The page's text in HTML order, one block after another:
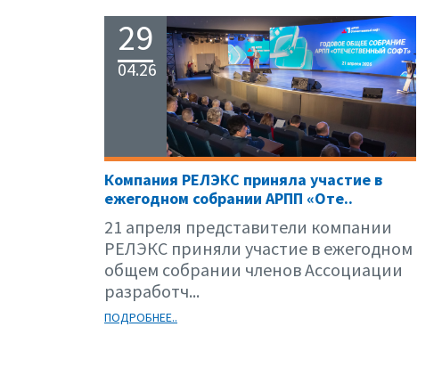
29
04.26
Компания РЕЛЭКС приняла участие в
ежегодном собрании АРПП «Оте..
21 апреля представители компании
РЕЛЭКС приняли участие в ежегодном
общем собрании членов Ассоциации
разработч...
ПОДРОБНЕЕ..